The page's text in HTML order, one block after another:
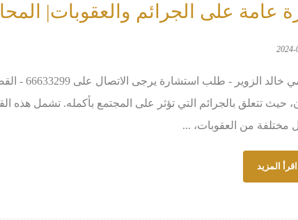
عامة على الجرائم والعقوبات|
2024-
المحامي
حيث تتعلق بالجرائم التي تؤثر على المجتمع بأكمله. تشمل هذه
مختلفة من العقوبات، ...
اقرأ المزيد